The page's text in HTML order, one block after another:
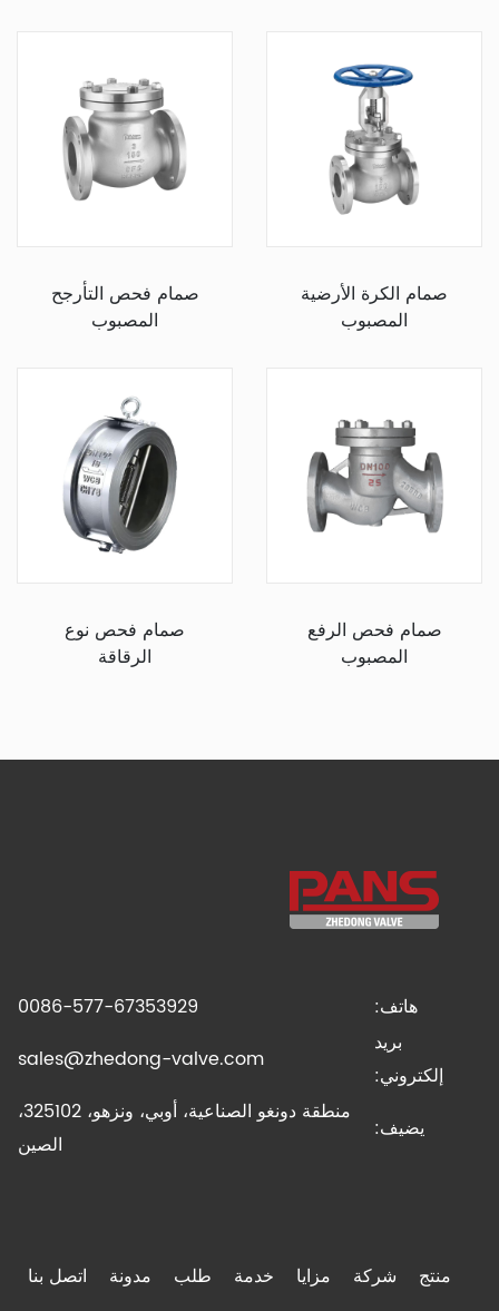
صمام الكرة الأرضية
المصبوب
صمام فحص التأرجح
المصبوب
صمام فحص الرفع
المصبوب
صمام فحص نوع
الرقاقة
هاتف:
0086-577-67353929
بريد
إلكتروني:
sales@zhedong-valve.com
يضيف:
منطقة دونغو الصناعية، أوبي، ونزهو، 325102،
الصين
منتج شركة مزايا خدمة طلب مدونة اتصل بنا